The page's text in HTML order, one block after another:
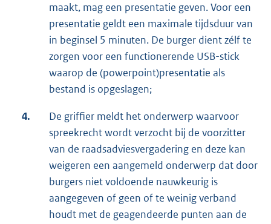
maakt, mag een presentatie geven. Voor een
presentatie geldt een maximale tijdsduur van
in beginsel 5 minuten. De burger dient zélf te
zorgen voor een functionerende USB-stick
waarop de (powerpoint)presentatie als
bestand is opgeslagen;
4.
De griffier meldt het onderwerp waarvoor
spreekrecht wordt verzocht bij de voorzitter
van de raadsadviesvergadering en deze kan
weigeren een aangemeld onderwerp dat door
burgers niet voldoende nauwkeurig is
aangegeven of geen of te weinig verband
houdt met de geagendeerde punten aan de